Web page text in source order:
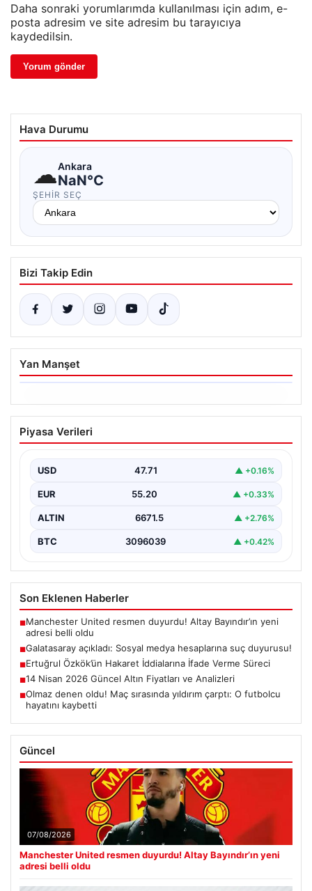
Daha sonraki yorumlarımda kullanılması için adım, e-
posta adresim ve site adresim bu tarayıcıya
kaydedilsin.
Hava Durumu
☁Ankara
NaN°C
ŞEHIR SEÇ
Bizi Takip Edin
Yan Manşet
06.08.2026
Ertuğrul Özkök’ün Hakaret İddialarına
İfade Verme Süreci
Cumhurbaşkanına hakaret iddialarıyla yürütülen
soruşturma kapsamında İstanbul Adalet…
Piyasa Verileri
USD 47.71 ▲ +0.16%
EUR 55.20 ▲ +0.33%
ALTIN 6671.5 ▲ +2.76%
BTC 3096039 ▲ +0.42%
Son Eklenen Haberler
■Manchester United resmen duyurdu! Altay Bayındır’ın yeni
adresi belli oldu
■Galatasaray açıkladı: Sosyal medya hesaplarına suç duyurusu!
■Ertuğrul Özkök’ün Hakaret İddialarına İfade Verme Süreci
■14 Nisan 2026 Güncel Altın Fiyatları ve Analizleri
■Olmaz denen oldu! Maç sırasında yıldırım çarptı: O futbolcu
hayatını kaybetti
Güncel
07/08/2026
Manchester United resmen duyurdu! Altay Bayındır’ın yeni
adresi belli oldu